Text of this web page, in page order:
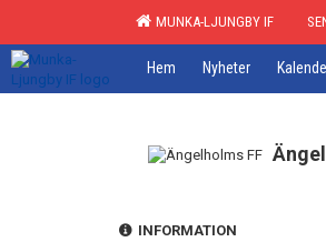
MUNKA-LJUNGBY IF
Hem Nyheter
INFORMATION